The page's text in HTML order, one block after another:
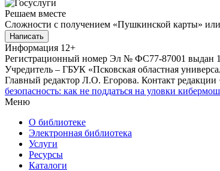
Решаем вместе
Сложности с получением «Пушкинской карты» или
Написать
Информация 12+
Регистрационный номер Эл № ФС77-87001 выдан
Учредитель – ГБУК «Псковская областная
Главный редактор Л.О. Егорова. Контакт
безопасность: как не поддаться на уловки
Меню
О библиотеке
Электронная библиотека
Услуги
Ресурсы
Каталоги